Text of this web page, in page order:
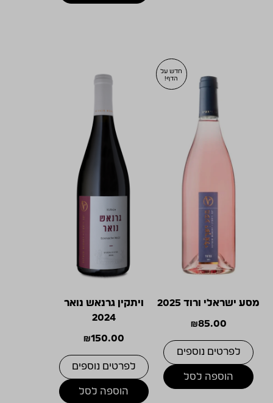
חדש על
הדף!
מסע ישראלי ורוד 2025
₪85.00
לפרטים נוספים
הוספה לסל
ויתקין גרנאש נואר
2024
₪150.00
לפרטים נוספים
הוספה לסל